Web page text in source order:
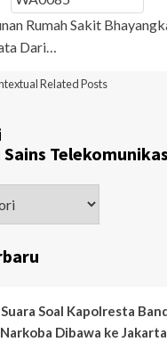
Rumah Sakit
Dari…
Related Posts
Telekomunikasi
Soal Kapolresta
Dibawa ke Jakarta